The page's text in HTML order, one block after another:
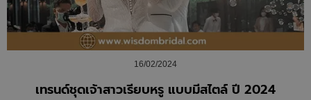
16/02/2024
เทรนด์ชุดเจ้าสาวเรียบหรู แบบมีสไตล์ ปี 2024